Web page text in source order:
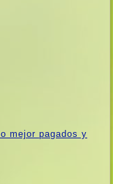
mejor pagados y